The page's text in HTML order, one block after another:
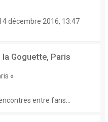
décembre 2016, 13:47
Goguette, Paris
«
entre fans...